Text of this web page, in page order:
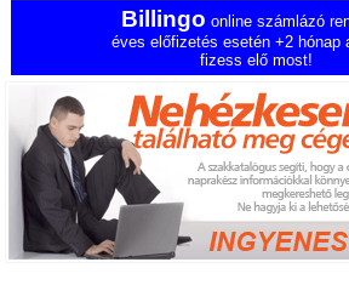
Billingo online számlázó
éves előfizetés esetén +2 hónap
fizess elő most!